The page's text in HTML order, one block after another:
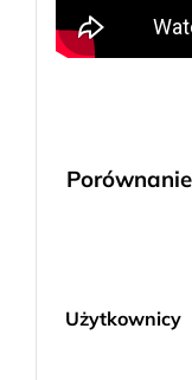
Użytkownicy